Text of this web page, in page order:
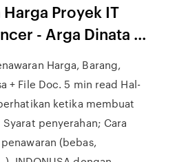
Proyek IT
- Arga Dinata ...
Harga, Barang,
+ File Doc. 5 min read Hal-
ketika membuat
penyerahan; Cara
(bebas,